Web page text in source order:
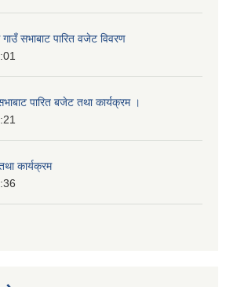
सभाबाट पारित वजेट विवरण
पारित बजेट तथा कार्यक्रम ।
कार्यक्रम